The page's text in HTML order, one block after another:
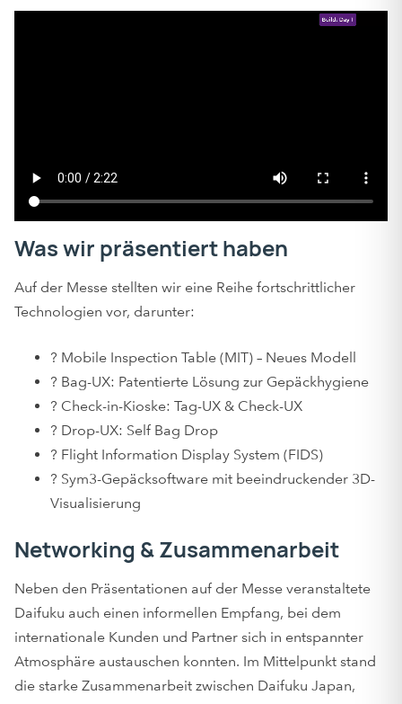
Was wir präsentiert haben
Auf der Messe stellten wir eine Reihe fortschrittlicher
Technologien vor, darunter:
? Mobile Inspection Table (MIT) – Neues Modell
? Bag-UX: Patentierte Lösung zur Gepäckhygiene
? Check-in-Kioske: Tag-UX & Check-UX
? Drop-UX: Self Bag Drop
? Flight Information Display System (FIDS)
? Sym3-Gepäcksoftware mit beeindruckender 3D-
Visualisierung
Networking & Zusammenarbeit
Neben den Präsentationen auf der Messe veranstaltete
Daifuku auch einen informellen Empfang, bei dem
internationale Kunden und Partner sich in entspannter
Atmosphäre austauschen konnten. Im Mittelpunkt stand
die starke Zusammenarbeit zwischen Daifuku Japan,